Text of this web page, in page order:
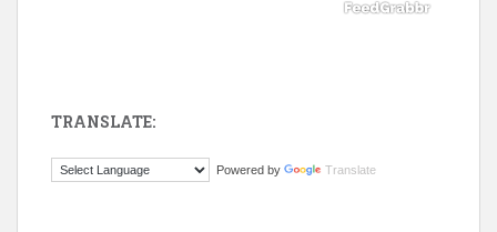
Este gato macho ha aparecido en la calle hace menos de un mes,
TRANSLATE:
Powered by Translate